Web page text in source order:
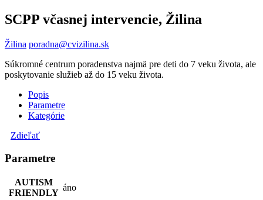
SCPP včasnej intervencie, Žilina
Žilina poradna@cvizilina.sk
Súkromné centrum poradenstva najmä pre deti do 7 veku života, ale
poskytovanie služieb až do 15 veku života.
Popis
Parametre
Kategórie
Zdieľať
Parametre
AUTISM
FRIENDLY
áno